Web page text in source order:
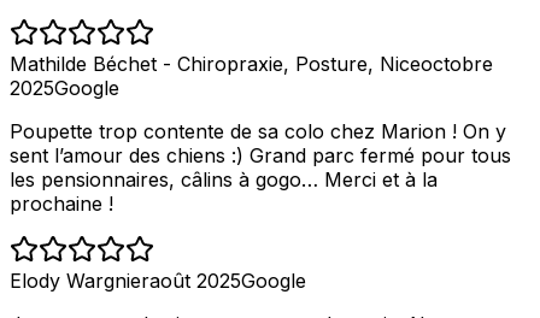
Mathilde Béchet - Chiropraxie, Posture, Niceoctobre
2025Google
Poupette trop contente de sa colo chez Marion ! On y
sent l’amour des chiens :) Grand parc fermé pour tous
les pensionnaires, câlins à gogo… Merci et à la
prochaine !
Elody Wargnieraoût 2025Google